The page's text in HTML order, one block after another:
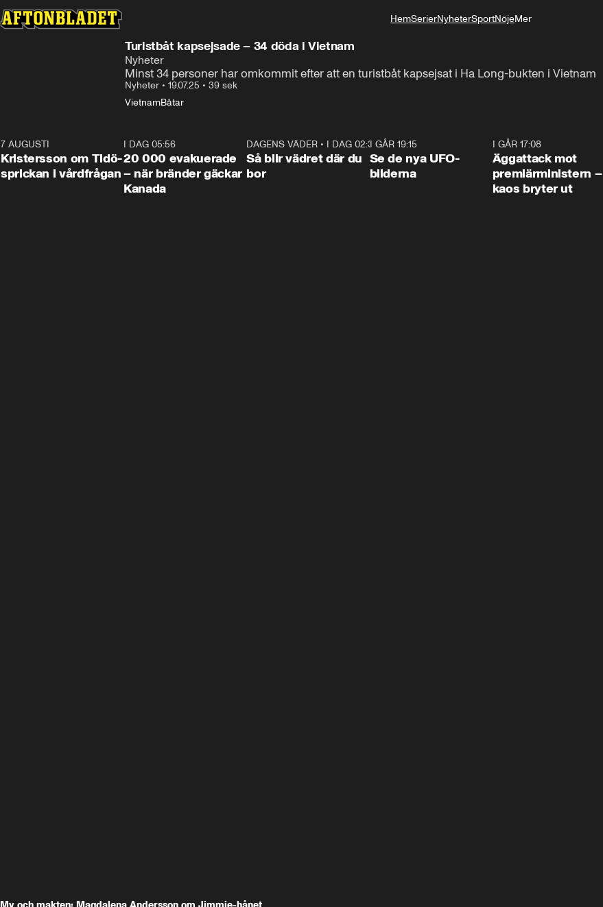
HemSerierNyheterSportNöjeMer
Turistbåt kapsejsade – 34 döda i Vietnam
Nyheter
Minst 34 personer har omkommit efter att en turistbåt kapsejsat i Ha Long-bukten i Vietnam
Nyheter • 19.07.25 • 39 sek
VietnamBåtar
7 AUGUSTI
Kristersson om Tidö-
sprickan i vårdfrågan
I DAG 05:56
20 000 evakuerade
– när bränder gäckar
Kanada
1:06
DAGENS VÄDER • I DAG 02:30
Så blir vädret där du
bor
I GÅR 19:15
Se de nya UFO-
bilderna
I GÅR 17:08
Äggattack mot
premiärministern –
kaos bryter ut